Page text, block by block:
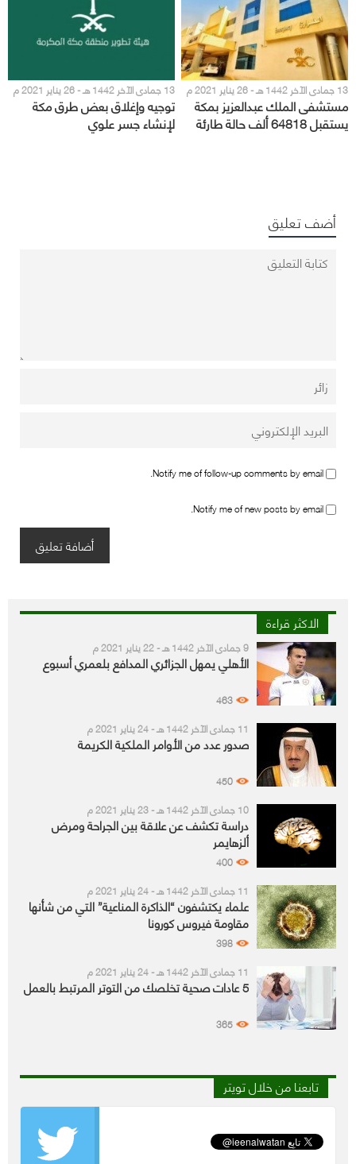
13 جمادى الآخر 1442 هـ - 26 يناير 2021 م
مستشفى الملك عبدالعزيز بمكة
يستقبل 64818 ألف حالة طارئة
13 جمادى الآخر 1442 هـ - 26 يناير 2021 م
توجيه وإغلاق بعض طرق مكة
لإنشاء جسر علوي
أضف تعليق
Notify me of follow-up comments by email.
Notify me of new posts by email.
الاكثر قراءة
9 جمادى الآخر 1442 هـ - 22 يناير 2021 م
الأهلي يمهل الجزائري المدافع بلعمري أسبوع
463
11 جمادى الآخر 1442 هـ - 24 يناير 2021 م
صدور عدد من الأوامر الملكية الكريمة
450
10 جمادى الآخر 1442 هـ - 23 يناير 2021 م
دراسة تكشف عن علاقة بين الجراحة ومرض
ألزهايمر
400
11 جمادى الآخر 1442 هـ - 24 يناير 2021 م
علماء يكتشفون “الذاكرة المناعية” التي من شأنها
مقاومة فيروس كورونا
398
11 جمادى الآخر 1442 هـ - 24 يناير 2021 م
5 عادات صحية تخلصك من التوتر المرتبط بالعمل
365
تابعنا من خلال تويتر